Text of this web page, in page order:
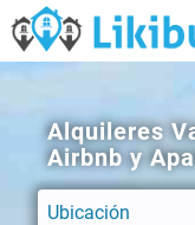
Alquileres
Airbnb y
Ubicación